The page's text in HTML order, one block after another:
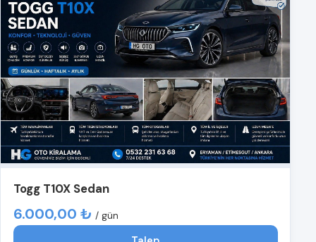
Togg T10X Sedan
6.000,00 ₺ / gün